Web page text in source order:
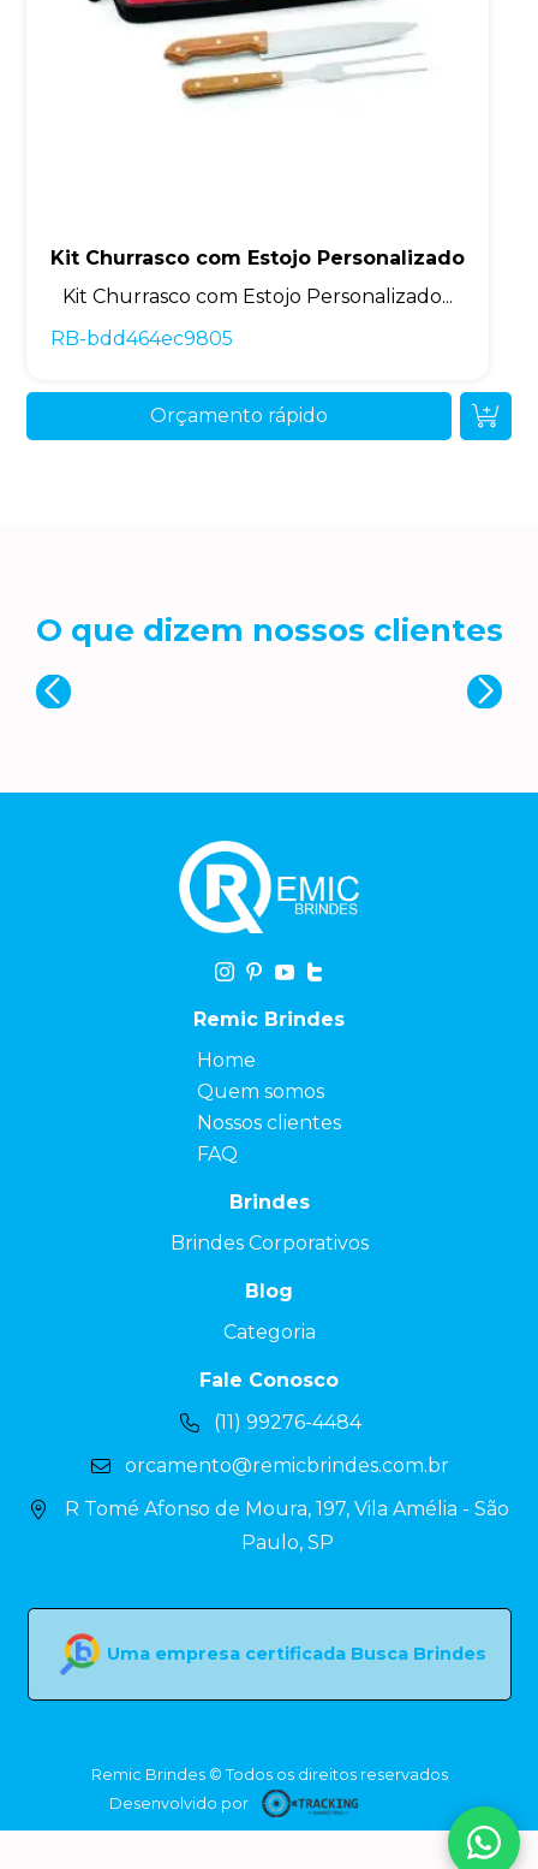
Kit Churrasco com Estojo Personalizado
Kit Churrasco com Estojo Personalizado...
RB-bdd464ec9805
Orçamento rápido
O que dizem nossos clientes
Remic Brindes
Home
Quem somos
Nossos clientes
FAQ
Brindes
Brindes Corporativos
Blog
Categoria
Fale Conosco
(11) 99276-4484
orcamento@remicbrindes.com.br
R Tomé Afonso de Moura, 197, Vila Amélia - São
Paulo, SP
Uma empresa certificada Busca Brindes
Remic Brindes © Todos os direitos reservados
Desenvolvido por